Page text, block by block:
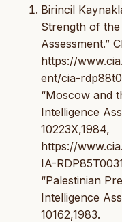
Birincil
Strength of the
Assessment.”
https://
ent/cia-
“Moscow and
Intelligence
10223X,1984,
https://
IA-
“Palestinian
Intelligence
10162,1983.